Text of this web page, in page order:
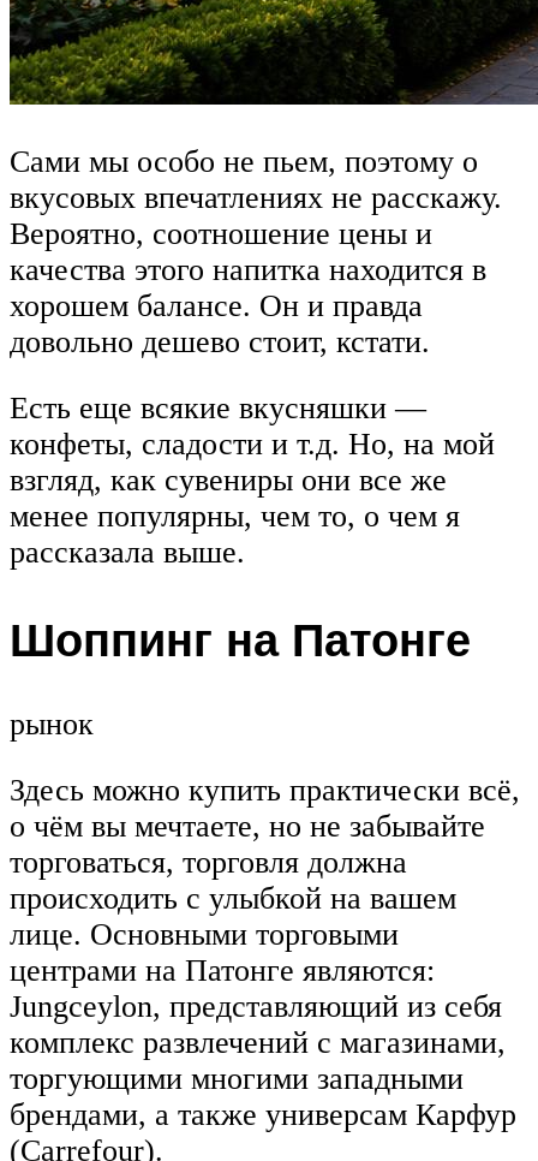
Сами мы особо не пьем, поэтому о
вкусовых впечатлениях не расскажу.
Вероятно, соотношение цены и
качества этого напитка находится в
хорошем балансе. Он и правда
довольно дешево стоит, кстати.
Есть еще всякие вкусняшки —
конфеты, сладости и т.д. Но, на мой
взгляд, как сувениры они все же
менее популярны, чем то, о чем я
рассказала выше.
Шоппинг на Патонге
рынок
Здесь можно купить практически всё,
о чём вы мечтаете, но не забывайте
торговаться, торговля должна
происходить с улыбкой на вашем
лице. Основными торговыми
центрами на Патонге являются:
Jungceylon, представляющий из себя
комплекс развлечений с магазинами,
торгующими многими западными
брендами, а также универсам Карфур
(Carrefour).